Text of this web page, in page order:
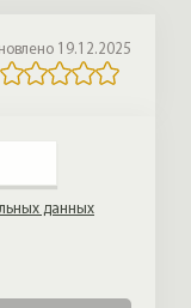
покупают
19.12.2025
данных